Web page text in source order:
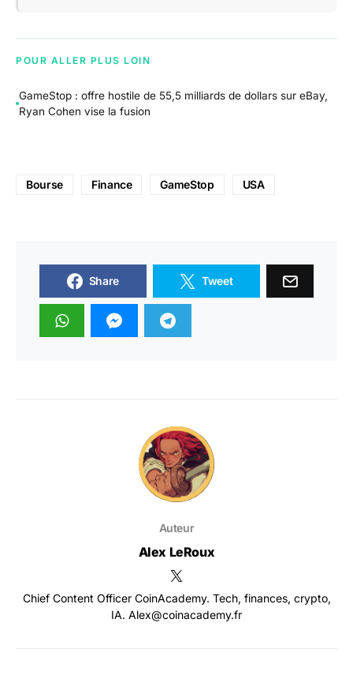
POUR ALLER PLUS LOIN
GameStop : offre hostile de 55,5 milliards de dollars sur eBay,
Ryan Cohen vise la fusion
Bourse Finance GameStop USA
Share Tweet
Auteur
Alex LeRoux
Chief Content Officer CoinAcademy. Tech, finances, crypto,
IA. Alex@coinacademy.fr